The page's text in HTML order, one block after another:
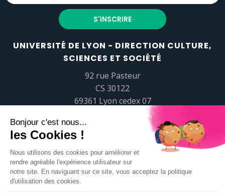
UNIVERSITÉ DE LYON - DIRECTION CULTURE,
SCIENCES ET SOCIÉTÉ
92 rue Pasteur
CS 30122
69361 Lyon cedex 07
popsciences@universite-lyon.fr
Tél.+33 (0)4 37 37 82 01